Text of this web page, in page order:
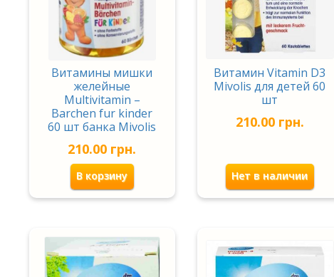
Витамины мишки
желейные
Multivitamin –
Barchen fur kinder
60 шт банка Mivolis
210.00 грн.
В корзину
Витамин Vitamin D3
Mivolis для детей 60
шт
210.00 грн.
Нет в наличии